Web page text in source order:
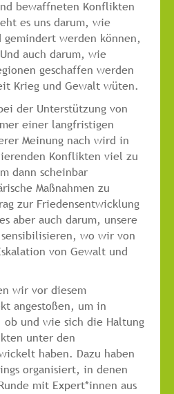
bewaffneten Konflikten
es uns darum, wie
werden können,
auch darum, wie
geschaffen werden
Krieg und Gewalt wüten.
der Unterstützung von
einer langfristigen
Meinung nach wird in
Konflikten viel zu
dann scheinbar
Maßnahmen zu
zur Friedensentwicklung
aber auch darum, unsere
wo wir von
von Gewalt und
wir vor diesem
angestoßen, um in
ob und wie sich die Haltung
unter den
haben. Dazu haben
organisiert, in denen
mit Expert*innen aus